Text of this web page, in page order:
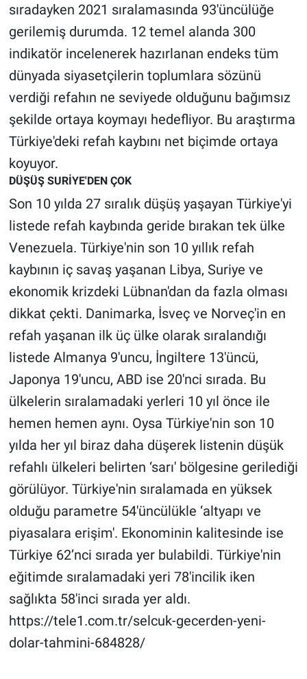
sıradayken 2021 sıralamasında 93'üncülüğe
gerilemiş durumda. 12 temel alanda 300
indikatör incelenerek hazırlanan endeks tüm
dünyada siyasetçilerin toplumlara sözünü
verdiği refahın ne seviyede olduğunu bağımsız
şekilde ortaya koymayı hedefliyor. Bu araştırma
Türkiye'deki refah kaybını net biçimde ortaya
koyuyor.
DÜŞÜŞ SURİYE'DEN ÇOK
Son 10 yılda 27 sıralık düşüş yaşayan Türkiye'yi
listede refah kaybında geride bırakan tek ülke
Venezuela. Türkiye'nin son 10 yıllık refah
kaybının iç savaş yaşanan Libya, Suriye ve
ekonomik krizdeki Lübnan'dan da fazla olması
dikkat çekti. Danimarka, İsveç ve Norveç'in en
refah yaşanan ilk üç ülke olarak sıralandığı
listede Almanya 9'uncu, İngiltere 13'üncü,
Japonya 19'uncu, ABD ise 20'nci sırada. Bu
ülkelerin sıralamadaki yerleri 10 yıl önce ile
hemen hemen aynı. Oysa Türkiye'nin son 10
yılda her yıl biraz daha düşerek listenin düşük
refahlı ülkeleri belirten ‘sarı' bölgesine gerilediği
görülüyor. Türkiye'nin sıralamada en yüksek
olduğu parametre 54'üncülükle ‘altyapı ve
piyasalara erişim'. Ekonominin kalitesinde ise
Türkiye 62’nci sırada yer bulabildi. Türkiye'nin
eğitimde sıralamadaki yeri 78'incilik iken
sağlıkta 58'inci sırada yer aldı.
https://tele1.com.tr/selcuk-gecerden-yeni-
dolar-tahmini-684828/
Kültür Sanat
Ne demişti
Popüler
Sağlık
Spor
Teknoloji
Türkiye'nin Geleceği
Türkiye'nin Gündemi
Yerel Gündem
Yerel Yaşam